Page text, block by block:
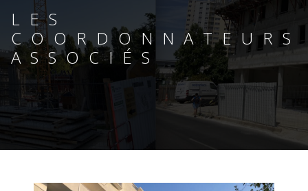
LES
COORDONNATEURS
ASSOCIÉS